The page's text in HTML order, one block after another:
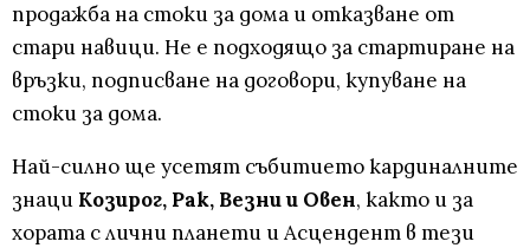
продажба на стоки за дома и отказване от
стари навици. Не е подходящо за стартиране на
връзки, подписване на договори, купуване на
стоки за дома.
Най-силно ще усетят събитието кардиналните
знаци Козирог, Рак, Везни и Овен, както и за
хората с лични планети и Асцендент в тези